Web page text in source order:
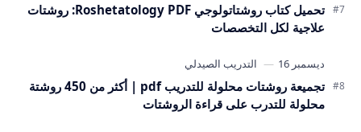
تحميل كتاب روشتاتولوجي Roshetatology PDF: روشتات
علاجية لكل التخصصات
تجميعة روشتات محلولة للتدريب pdf | أكثر من 450 روشتة
محلولة للتدرب على قراءة الروشتات